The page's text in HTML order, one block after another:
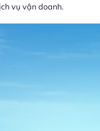
vụ vận doanh.